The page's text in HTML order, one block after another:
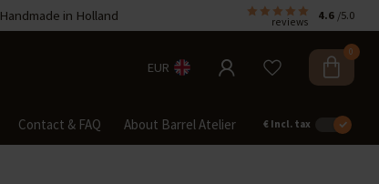
Handmade in Holland reviews 4.6 /5.0
EUR
0
Contact & FAQ About Barrel Atelier € Incl. tax